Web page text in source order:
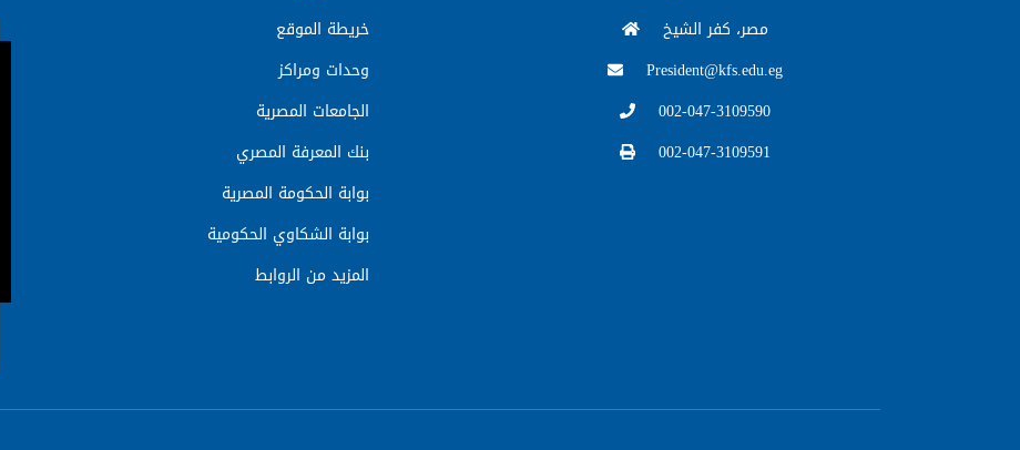
خريطة الموقع
وحدات ومراكز
الجامعات المصرية
بنك المعرفة المصري
بوابة الحكومة المصرية
بوابة الشكاوي الحكومية
المزيد من الروابط
مصر، كفر الشيخ
President@kfs.edu.eg
002-047-3109590
002-047-3109591